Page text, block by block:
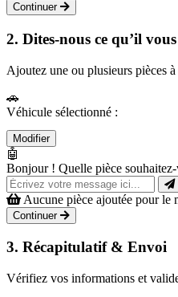
Continuer
2. Dites-nous ce qu’il
Ajoutez une ou plusieurs pièces
🚗
Véhicule sélectionné :
Modifier
🤖
Bonjour ! Quelle pièce
Aucune pièce ajoutée pour le
Continuer
3. Récapitulatif & Envoi
Vérifiez vos informations et